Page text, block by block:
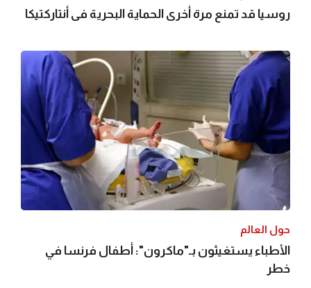
روسيا قد تمنع مرة أخرى الحماية البحرية فى أنتاركتيكا
حول العالم
الأطباء يستغيثون بـ"ماكرون": أطفال فرنسا في
خطر